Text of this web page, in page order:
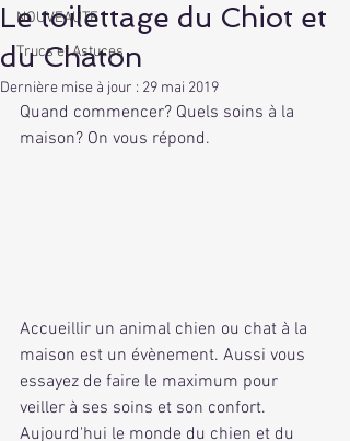
NOUVEAUTE
Trucs et Astuces
Le toilettage du Chiot et
du Chaton
Dernière mise à jour : 29 mai 2019
Quand commencer? Quels soins à la
maison? On vous répond.
Accueillir un animal chien ou chat à la
maison est un évènement. Aussi vous
essayez de faire le maximum pour
veiller à ses soins et son confort.
Aujourd'hui le monde du chien et du